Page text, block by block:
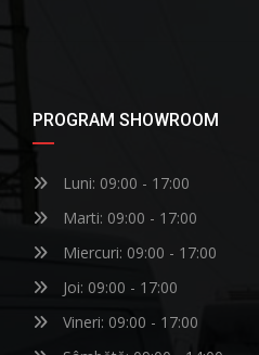
PROGRAM SHOWROOM
Luni: 09:00 - 17:00
Marti: 09:00 - 17:00
Miercuri: 09:00 - 17:00
Joi: 09:00 - 17:00
Vineri: 09:00 - 17:00